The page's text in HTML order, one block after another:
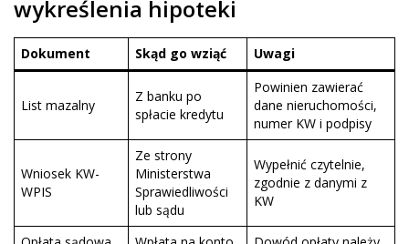
wykreślenia hipoteki
Dokument Skąd go wziąć Uwagi
List mazalny
Z banku po
spłacie kredytu
Powinien zawierać
dane nieruchomości,
numer KW i podpisy
Wniosek KW-
WPIS
Ze strony
Ministerstwa
Sprawiedliwości
lub sądu
Wypełnić czytelnie,
zgodnie z danymi z
KW